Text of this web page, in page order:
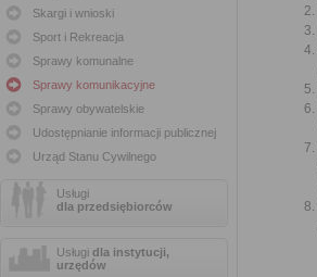
Skargi i wnioski
Sport i Rekreacja
Sprawy komunalne
Sprawy komunikacyjne
Sprawy obywatelskie
Udostępnianie informacji publicznej
Urząd Stanu Cywilnego
Usługi
dla przedsiębiorców
Usługi dla instytucji,
urzędów